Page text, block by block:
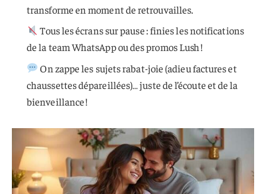
transforme en moment de retrouvailles.
Tous les écrans sur pause : finies les notifications
de la team WhatsApp ou des promos Lush !
On zappe les sujets rabat-joie (adieu factures et
chaussettes dépareillées)… juste de l’écoute et de la
bienveillance !